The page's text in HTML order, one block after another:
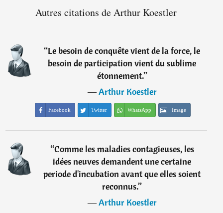
Autres citations de Arthur Koestler
“Le besoin de conquête vient de la force, le
besoin de participation vient du sublime
étonnement.”
―Arthur Koestler
Facebook Twitter WhatsApp Image
“Comme les maladies contagieuses, les
idées neuves demandent une certaine
periode d'incubation avant que elles soient
reconnus.”
―Arthur Koestler